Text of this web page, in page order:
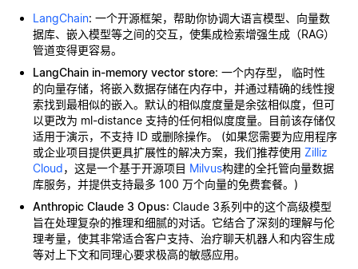
LangChain: 一个开源框架，帮助你协调大语言模型、向量数
据库、嵌入模型等之间的交互，使集成检索增强生成（RAG）
管道变得更容易。
LangChain in-memory vector store: 一个内存型， 临时性
的向量存储，将嵌入数据存储在内存中，并通过精确的线性搜
索找到最相似的嵌入。默认的相似度度量是余弦相似度，但可
以更改为 ml-distance 支持的任何相似度度量。目前该存储仅
适用于演示，不支持 ID 或删除操作。 (如果您需要为应用程序
或企业项目提供更具扩展性的解决方案，我们推荐使用 Zilliz
Cloud，这是一个基于开源项目 Milvus构建的全托管向量数据
库服务，并提供支持最多 100 万个向量的免费套餐。)
Anthropic Claude 3 Opus: Claude 3系列中的这个高级模型
旨在处理复杂的推理和细腻的对话。它结合了深刻的理解与伦
理考量，使其非常适合客户支持、治疗聊天机器人和内容生成
等对上下文和同理心要求极高的敏感应用。